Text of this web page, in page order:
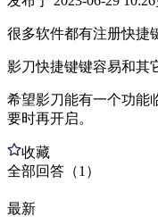
很多软件都有注册快捷
影刀快捷键键容易和其
希望影刀能有一个功能
要时再开启。
收藏
全部回答 （1 ）
最新